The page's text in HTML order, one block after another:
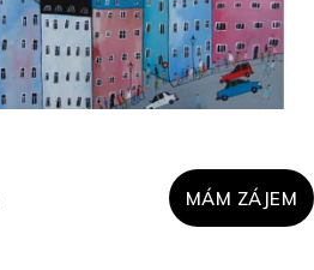
MÁM ZÁJEM